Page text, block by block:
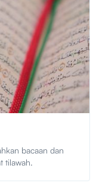
bacaan dan
tilawah.